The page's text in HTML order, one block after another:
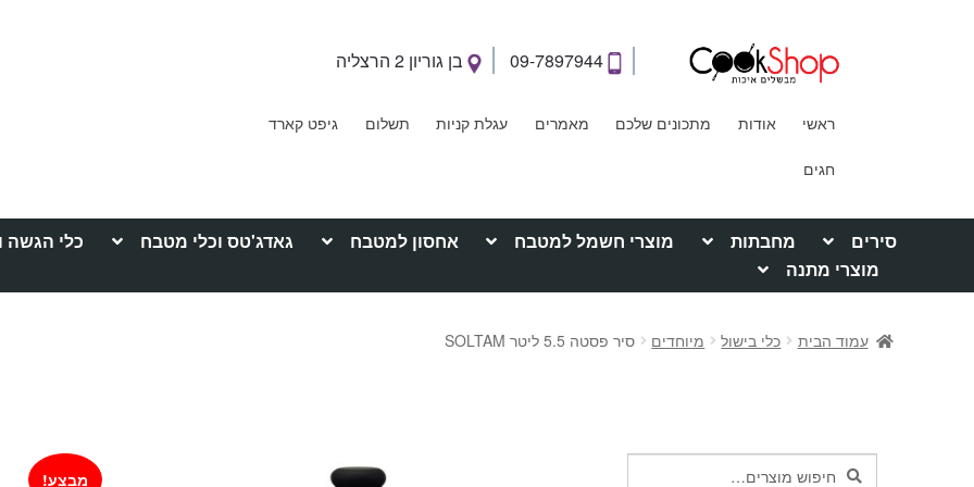
09-7897944 בן גוריון 2 הרצליה
ראשי אודות מתכונים שלכם מאמרים עגלת קניות תשלום גיפט קארד
חגים
סירים מחבתות מוצרי חשמל למטבח אחסון למטבח גאדג'טס וכלי מטבח כלי הגשה
מוצרי מתנה
עמוד הבית כלי בישול מיוחדים סיר פסטה 5.5 ליטר SOLTAM
מבצע!
חיפושחיפוש